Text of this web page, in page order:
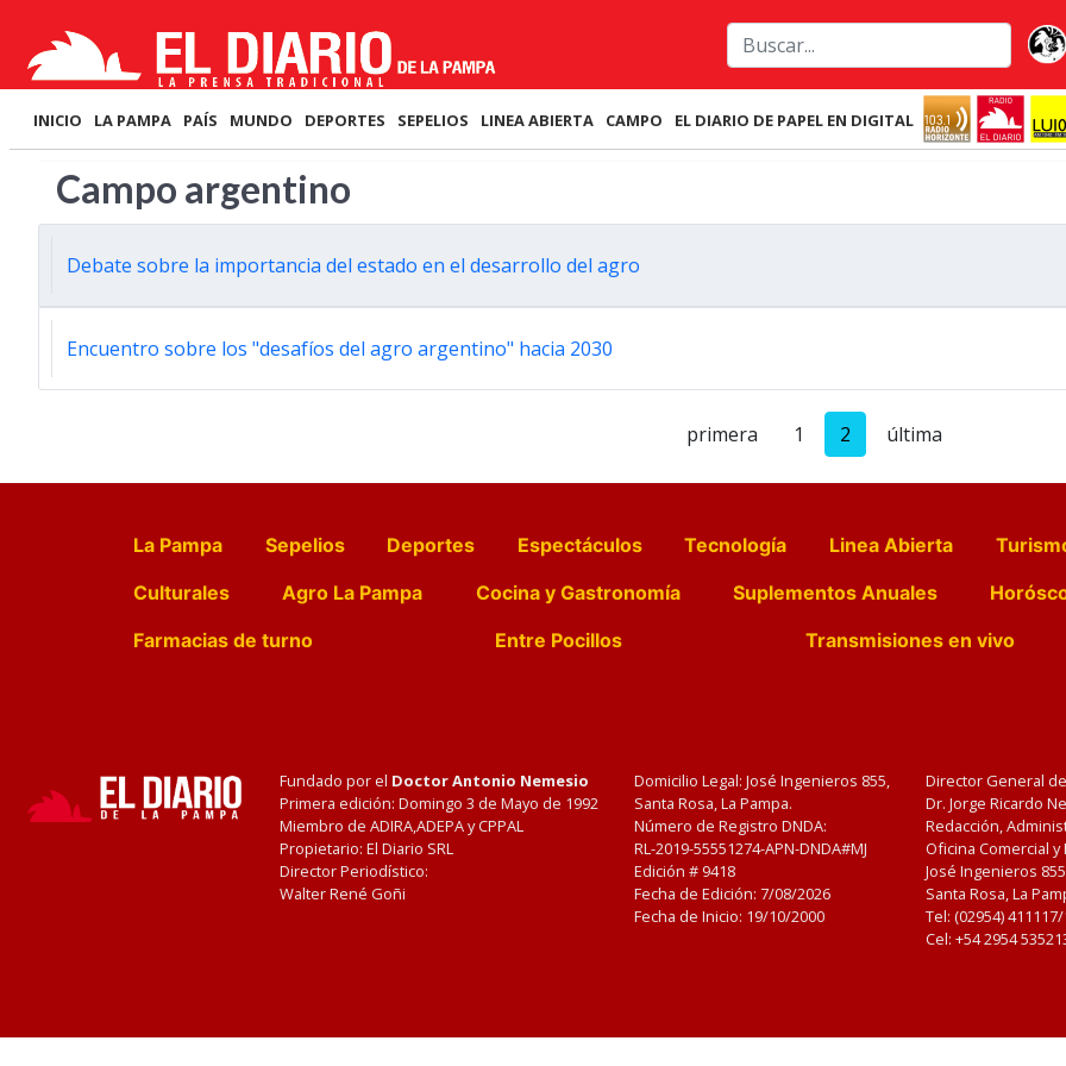
INICIO LA PAMPA PAÍS MUNDO DEPORTES SEPELIOS LINEA ABIERTA CAMPO EL DIARIO DE PAPEL EN DIGITAL
Campo argentino
Debate sobre la importancia del estado en el desarrollo del agro
Encuentro sobre los "desafíos del agro argentino" hacia 2030
primera 1 2 última
La Pampa Sepelios Deportes Espectáculos Tecnología Linea Abierta
Culturales
Agro La Pampa Cocina y Gastronomía Suplementos Anuales
Farmacias de turno
Entre Pocillos Transmisiones en vivo
Fundado por el Doctor Antonio Nemesio
Primera edición: Domingo 3 de Mayo de 1992
Miembro de ADIRA,ADEPA y CPPAL
Propietario: El Diario SRL
Director Periodístico:
Walter René Goñi
Domicilio Legal: José Ingenieros 855,
Santa Rosa, La Pampa.
Número de Registro DNDA:
RL-2019-55551274-APN-DNDA#MJ
Edición # 9418
Fecha de Edición: 7/08/2026
Fecha de Inicio: 19/10/2000
Director General
Dr. Jorge Ricardo
Redacción,
Oficina Comercial
José Ingenieros
Santa Rosa, La
Tel: (02954)
Cel: +54 2954